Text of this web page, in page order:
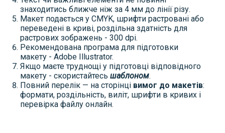
знаходитись ближче ніж за 4 мм до лінії різу.
Макет подається у CMYK, шрифти растровані або
переведені в криві, роздільна здатність для
растрових зображень - 300 dpi.
Рекомендована програма для підготовки
макету - Adobe Illustrator.
Якщо маєте труднощі у підготовці відповідного
макету - скористайтесь шаблоном.
Повний перелік — на сторінці вимог до макетів:
формати, роздільність, виліт, шрифти в кривих і
перевірка файлу онлайн.